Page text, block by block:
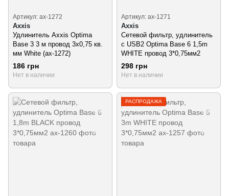
Артикул: ax-1272
Axxis
Удлинитель Axxis Optima
Base 3 3 м провод 3х0,75 кв.
мм White (ax-1272)
186 грн
Нет в наличии
Артикул: ax-1271
Axxis
Сетевой фильтр, удлинитель
с USB2 Optima Base 6 1,5m
WHITE провод 3*0,75мм2
298 грн
Нет в наличии
РАСПРОДАЖА